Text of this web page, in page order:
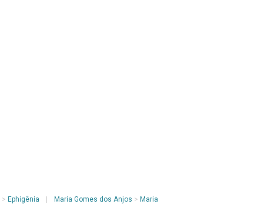
> Ephigênia | Maria Gomes dos Anjos > Maria